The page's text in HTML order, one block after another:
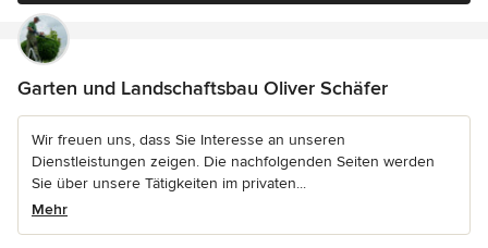
Garten und Landschaftsbau Oliver Schäfer
Wir freuen uns, dass Sie Interesse an unseren
Dienstleistungen zeigen. Die nachfolgenden Seiten werden
Sie über unsere Tätigkeiten im privaten...
Mehr